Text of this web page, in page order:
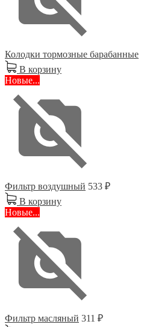
Колодки тормозные барабанные
В корзину
Новые...
Фильтр воздушный 533 ₽
В корзину
Новые...
Фильтр масляный 311 ₽